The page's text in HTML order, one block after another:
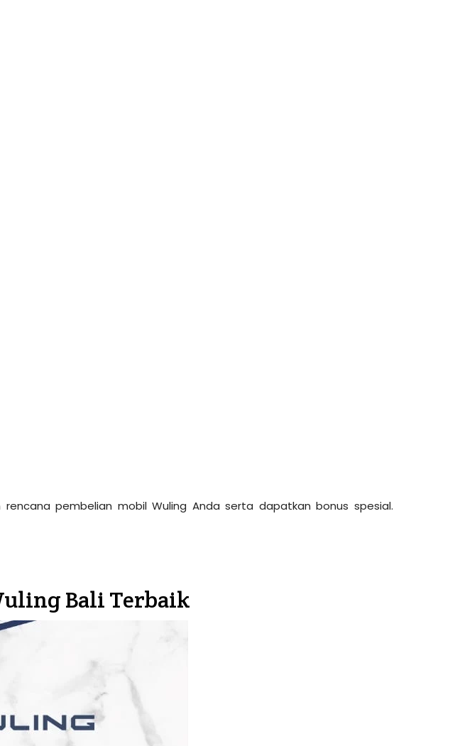
pembelian mobil Wuling Anda serta dapatkan bonus spesial.
Bali Terbaik